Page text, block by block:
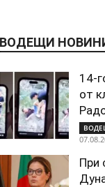
ВОДЕЩИ
14-
от
При